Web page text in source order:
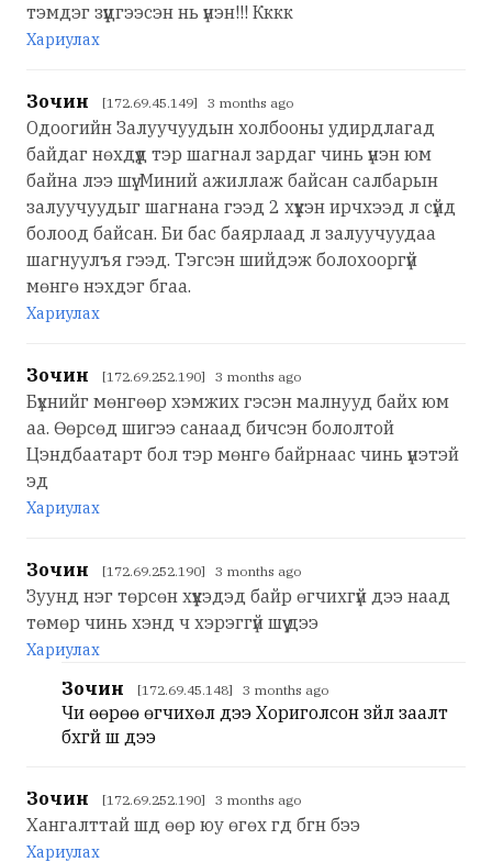
тэмдэг зүүцгээсэн нь үнэн!!! Кккк
Хариулах
Зочин [172.69.45.149] 3 months ago
Одоогийн Залуучуудын холбооны удирдлагад
байдаг нөхдүүд тэр шагнал зардаг чинь үнэн юм
байна лээ шүү. Миний ажиллаж байсан салбарын
залуучуудыг шагнана гээд 2 хүүхэн ирчхээд л сүйд
болоод байсан. Би бас баярлаад л залуучуудаа
шагнуулъя гээд. Тэгсэн шийдэж болохооргүй
мөнгө нэхдэг бгаа.
Хариулах
Зочин [172.69.252.190] 3 months ago
Бүхнийг мөнгөөр хэмжих гэсэн малнууд байх юм
аа. Өөрсөд шигээ санаад бичсэн бололтой
Цэндбаатарт бол тэр мөнгө байрнаас чинь үнэтэй
эд
Хариулах
Зочин [172.69.252.190] 3 months ago
Зуунд нэг төрсөн хүүхэдэд байр өгчихгүй дээ наад
төмөр чинь хэнд ч хэрэггүй шүү дээ
Хариулах
Зочин [172.69.45.148] 3 months ago
Чи өөрөө өгчихөл дээ Хориголсон зүйл заалт
бхгүй шүү дээ
Зочин [172.69.252.190] 3 months ago
Хангалттай шд өөр юу өгөх гд бгн бээ
Хариулах